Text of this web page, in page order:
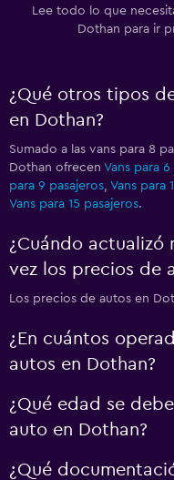
Lee todo lo que
Dothan para ir
¿Qué otros tipos
en Dothan?
Sumado a las vans para 8
Dothan ofrecen Vans para
para 9 pasajeros, Vans para
Vans para 15 pasajeros.
¿Cuándo actualizó
vez los precios de
Los precios de autos en
¿En cuántos
autos en Dothan?
¿Qué edad se
auto en Dothan?
¿Qué